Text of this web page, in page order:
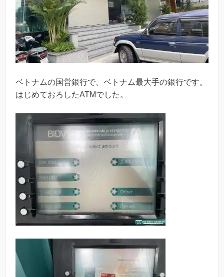
ベトナムの国営銀行で、ベトナム最大手の銀行です。
はじめておろしたATMでした。